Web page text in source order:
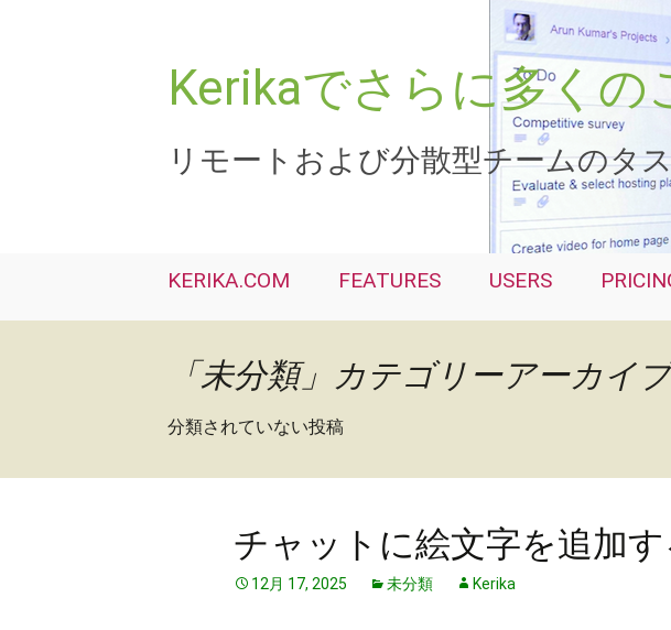
Kerikaでさらに多く
リモートおよび分散型チームのタ
KERIKA.COM FEATURES USERS
「未分類」カテゴリーアーカイブ
分類されていない投稿
チャットに絵文字を追加す
12月 17, 2025 未分類 Kerika